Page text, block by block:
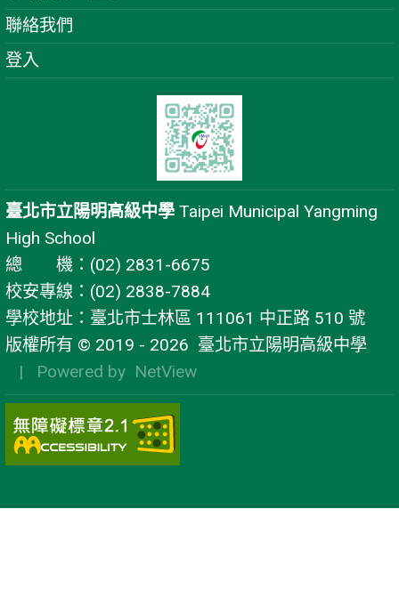
聯絡我們
登入
臺北市立陽明高級中學 Taipei Municipal Yangming
High School
總 機：(02) 2831-6675
校安專線：(02) 2838-7884
學校地址：臺北市士林區 111061 中正路 510 號
版權所有 © 2019 - 2026 臺北市立陽明高級中學
| Powered by NetView